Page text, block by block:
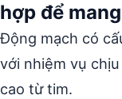
hợp để
Động mạch có
với nhiệm vụ
cao từ tim.